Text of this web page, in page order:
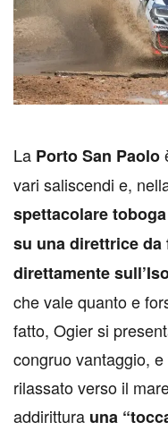
La Porto San Paolo
vari saliscendi e,
spettacolare
su una direttrice
direttamente
che vale quanto e
fatto, Ogier si
congruo vantaggio,
rilassato verso il
addirittura una